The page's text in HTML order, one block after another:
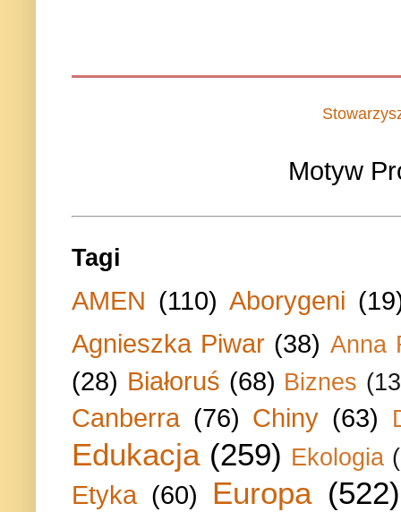
Motyw
Tagi
AMEN (110) Aborygeni
Agnieszka Piwar (38) Anna
(28) Białoruś (68) Biznes
Canberra (76) Chiny (63)
Edukacja (259) Ekologia
Etyka (60) Europa (522)